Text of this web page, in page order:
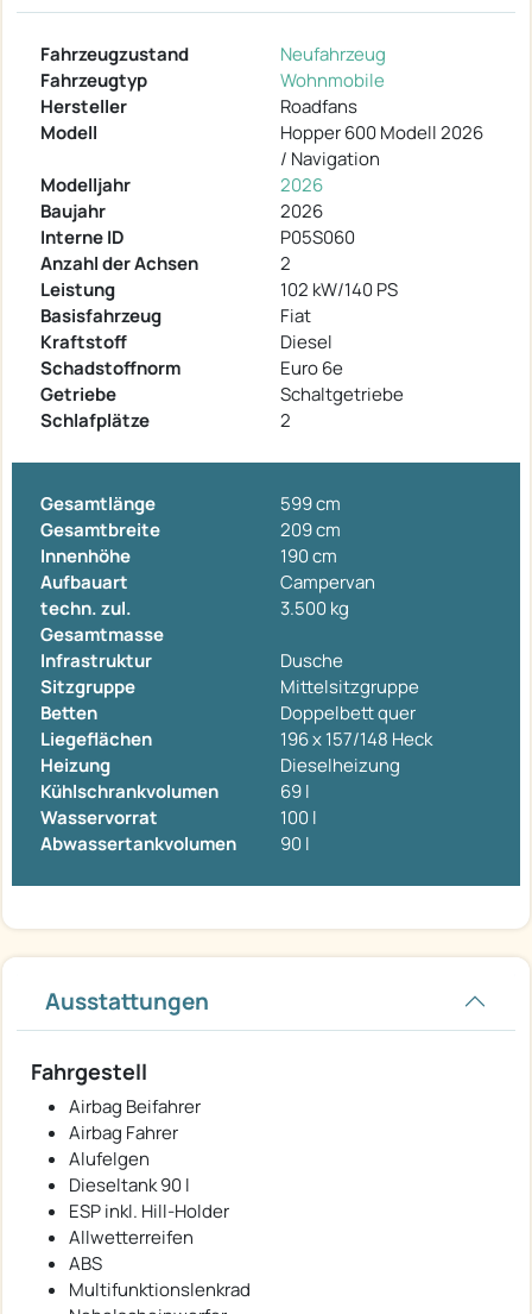
Fahrzeugzustand
Neufahrzeug
Fahrzeugtyp
Wohnmobile
Hersteller
Roadfans
Modell
Hopper 600 Modell 2026
/ Navigation
Modelljahr
2026
Baujahr
2026
Interne ID
P05S060
Anzahl der Achsen
2
Leistung
102 kW/140 PS
Basisfahrzeug
Fiat
Kraftstoff
Diesel
Schadstoffnorm
Euro 6e
Getriebe
Schaltgetriebe
Schlafplätze
2
Gesamtlänge
599 cm
Gesamtbreite
209 cm
Innenhöhe
190 cm
Aufbauart
Campervan
techn. zul.
Gesamtmasse
3.500 kg
Infrastruktur
Dusche
Sitzgruppe
Mittelsitzgruppe
Betten
Doppelbett quer
Liegeflächen
196 x 157/148 Heck
Heizung
Dieselheizung
Kühlschrankvolumen
69 l
Wasservorrat
100 l
Abwassertankvolumen
90 l
Ausstattungen
Fahrgestell
Airbag Beifahrer
Airbag Fahrer
Alufelgen
Dieseltank 90 l
ESP inkl. Hill-Holder
Allwetterreifen
ABS
Multifunktionslenkrad